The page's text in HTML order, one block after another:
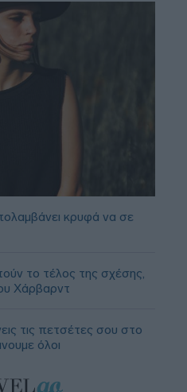
κρυφά να σε
το τέλος της σχέσης,
Χάρβαρντ
τις πετσέτες σου στο
όλοι